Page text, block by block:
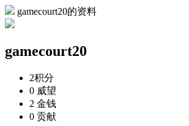
gamecourt20的资料
gamecourt20
2积分
0 威望
2 金钱
0 贡献